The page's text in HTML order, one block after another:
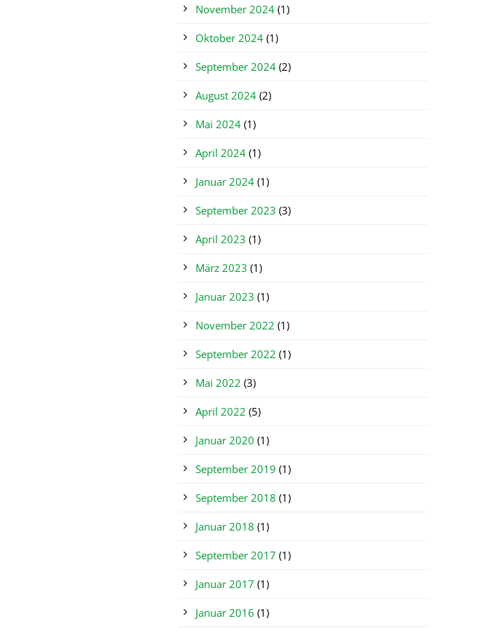
November 2024 (1)
Oktober 2024 (1)
September 2024 (2)
August 2024 (2)
Mai 2024 (1)
April 2024 (1)
Januar 2024 (1)
September 2023 (3)
April 2023 (1)
März 2023 (1)
Januar 2023 (1)
November 2022 (1)
September 2022 (1)
Mai 2022 (3)
April 2022 (5)
Januar 2020 (1)
September 2019 (1)
September 2018 (1)
Januar 2018 (1)
September 2017 (1)
Januar 2017 (1)
Januar 2016 (1)